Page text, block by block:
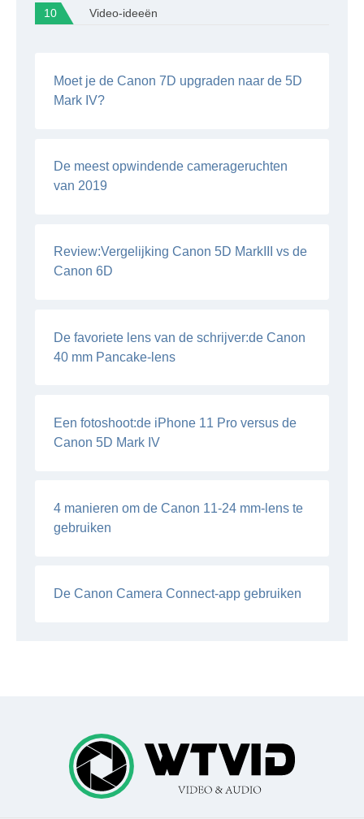
Video-ideeën
Moet je de Canon 7D upgraden naar de 5D
Mark IV?
De meest opwindende camerageruchten
van 2019
Review:Vergelijking Canon 5D MarkIII vs de
Canon 6D
De favoriete lens van de schrijver:de Canon
40 mm Pancake-lens
Een fotoshoot:de iPhone 11 Pro versus de
Canon 5D Mark IV
4 manieren om de Canon 11-24 mm-lens te
gebruiken
De Canon Camera Connect-app gebruiken